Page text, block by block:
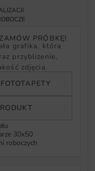
PRÓBKĘ!
grafika, która
przybliżenie,
zdjęcia.
30x50
roboczych